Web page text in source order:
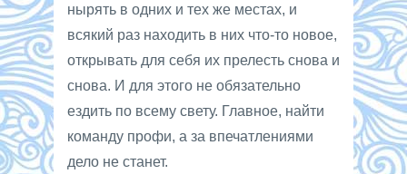
нырять в одних и тех же местах, и
всякий раз находить в них что-то новое,
открывать для себя их прелесть снова и
снова. И для этого не обязательно
ездить по всему свету. Главное, найти
команду профи, а за впечатлениями
дело не станет.